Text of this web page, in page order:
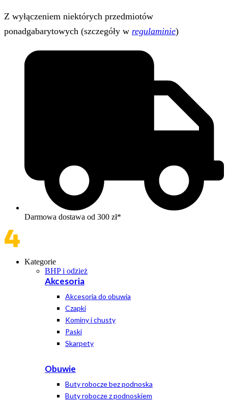
Z wyłączeniem niektórych przedmiotów
ponadgabarytowych (szczegóły w regulaminie)
Darmowa dostawa od 300 zł*
Kategorie
BHP i odzież
Akcesoria
Akcesoria do obuwia
Czapki
Kominy i chusty
Paski
Skarpety
Obuwie
Buty robocze bez podnoska
Buty robocze z podnoskiem